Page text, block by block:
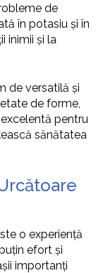
de
în potasiu și în
inimii și la
de versatilă și
de forme,
pentru
sănătatea
o experiență
efort și
importanți